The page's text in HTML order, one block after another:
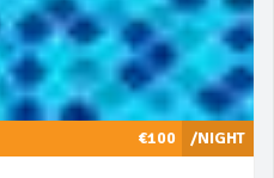
/NIGHT
€100